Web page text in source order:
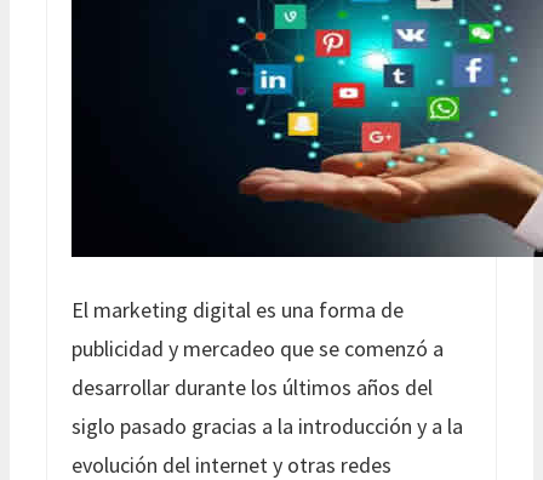
El marketing digital es una forma de
publicidad y mercadeo que se comenzó a
desarrollar durante los últimos años del
siglo pasado gracias a la introducción y a la
evolución del internet y otras redes